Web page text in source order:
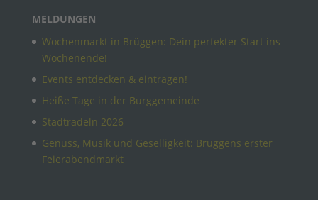
MELDUNGEN
Wochenmarkt in Brüggen: Dein perfekter Start ins
Wochenende!
Events entdecken & eintragen!
Heiße Tage in der Burggemeinde
Stadtradeln 2026
Genuss, Musik und Geselligkeit: Brüggens erster
Feierabendmarkt